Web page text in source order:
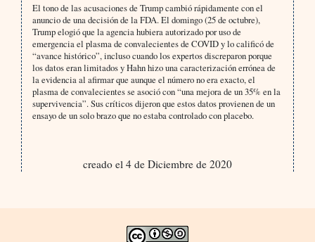
El tono de las acusaciones de Trump cambió rápidamente con el
anuncio de una decisión de la FDA. El domingo (25 de octubre),
Trump elogió que la agencia hubiera autorizado por uso de
emergencia el plasma de convalecientes de COVID y lo calificó de
“avance histórico”, incluso cuando los expertos discreparon porque
los datos eran limitados y Hahn hizo una caracterización errónea de
la evidencia al afirmar que aunque el número no era exacto, el
plasma de convalecientes se asoció con “una mejora de un 35% en la
supervivencia”. Sus críticos dijeron que estos datos provienen de un
ensayo de un solo brazo que no estaba controlado con placebo.
creado el 4 de Diciembre de 2020